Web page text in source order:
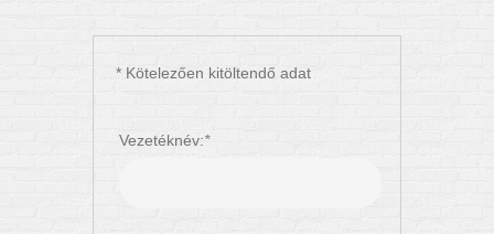
* Kötelezően kitöltendő adat
Vezetéknév:*